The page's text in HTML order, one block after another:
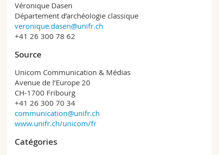
Véronique Dasen
Département d’archéologie classique
veronique.dasen@unifr.ch
+41 26 300 78 62
Source
Unicom Communication & Médias
Avenue de l’Europe 20
CH-1700 Fribourg
+41 26 300 70 34
communication@unifr.ch
www.unifr.ch/unicom/fr
Catégories